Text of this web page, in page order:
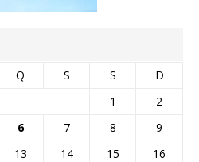
Q S S
D
1
2
6 7 8
9
13 14 15
16